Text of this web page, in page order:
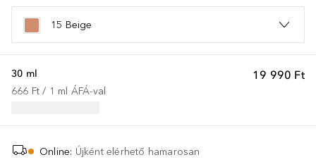
15 Beige
19 990 Ft
30 ml
666 Ft / 1 ml ÁFÁ-val
Online: Újként elérhető hamarosan